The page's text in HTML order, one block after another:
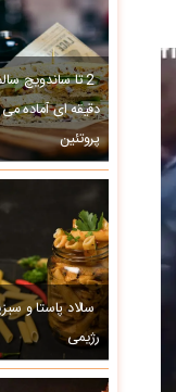
پروتئین
سالاد پاستا و
رژیمی